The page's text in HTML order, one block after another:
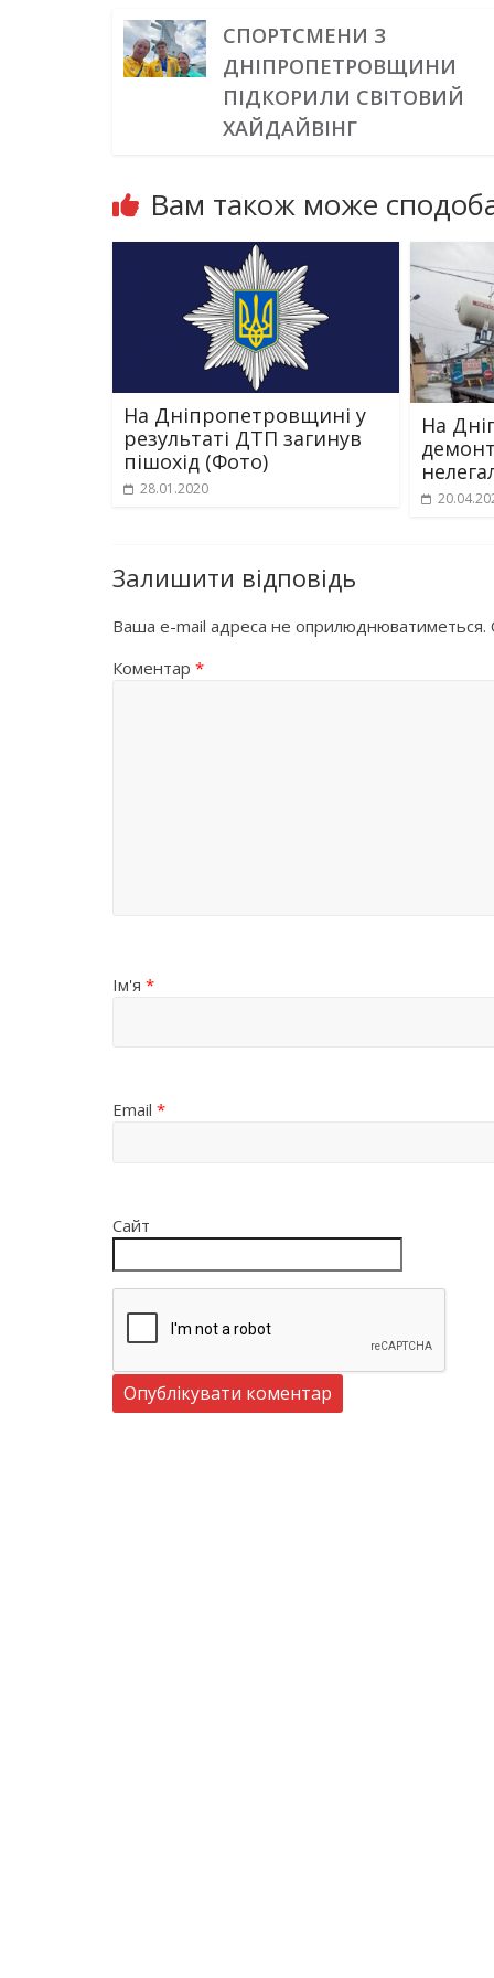
СПОРТСМЕНИ З
ДНІПРОПЕТРОВЩИНИ
ПІДКОРИЛИ СВІТОВИЙ
ХАЙДАЙВІНГ
Вам також може
На Дніпропетровщині у
результаті ДТП загинув
пішохід (Фото)
28.01.2020
На
Залишити відповідь
Ваша e-mail адреса не оприлюднюватиметься.
Коментар *
Ім'я *
Email *
Сайт